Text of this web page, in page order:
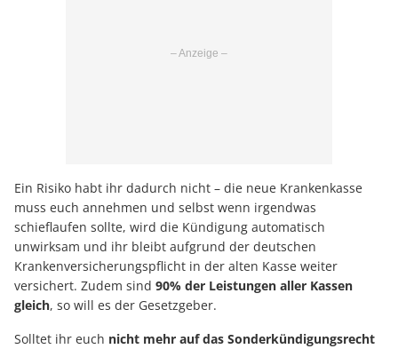
Ein Risiko habt ihr dadurch nicht – die neue Krankenkasse
muss euch annehmen und selbst wenn irgendwas
schieflaufen sollte, wird die Kündigung automatisch
unwirksam und ihr bleibt aufgrund der deutschen
Krankenversicherungspflicht in der alten Kasse weiter
versichert. Zudem sind 90% der Leistungen aller Kassen
gleich, so will es der Gesetzgeber.
Solltet ihr euch nicht mehr auf das Sonderkündigungsrecht